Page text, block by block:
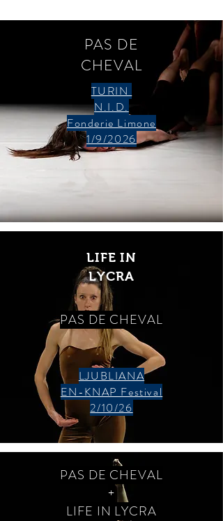
PAS DE
CHEVAL
TURIN
N.I.D.
Fonderie Limone
1/9/2026
LIFE IN
LYCRA
PAS DE CHEVAL
LJUBLIANA
EN-KNAP Festival
2/10/26
PAS DE CHEVAL
+
LIFE IN LYCRA